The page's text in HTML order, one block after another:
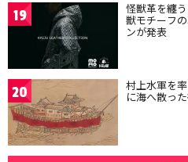
19 怪獣革を纏
獣モチーフ
ンが発表
20 村上水軍を
に海へ散っ